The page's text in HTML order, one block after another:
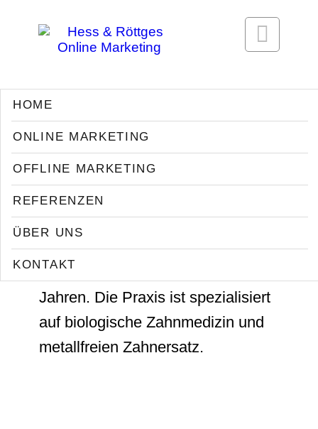

HOME
ONLINE MARKETING
OFFLINE MARKETING
REFERENZEN
ÜBER UNS
KONTAKT
dentavit®
Zürich/Rotkreuz,
CH.
Wir betreuen dentavit® aus der
Schweiz bereits seit über 10
Jahren. Die Praxis ist spezialisiert
auf biologische Zahnmedizin und
metallfreien Zahnersatz.